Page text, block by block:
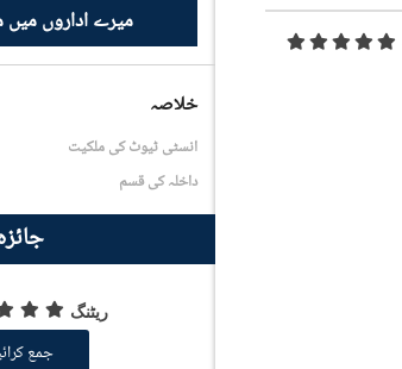
میرے اداروں
خلاصہ
انسٹی ٹیوٹ کی ملکیت
داخلہ کی قسم
ریٹنگ
جمع